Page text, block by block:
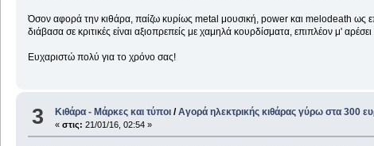
Όσον αφορά την κιθάρα, παίζω κυρίως metal μουσική, power και melodeath ως
διάβασα σε κριτικές είναι αξιοπρεπείς με χαμηλά κουρδίσματα, επιπλέον μ'
Ευχαριστώ πολύ για το χρόνο σας!
3 Κιθάρα - Μάρκες και τύποι /Αγορά ηλεκτρικής κιθάρας γύρω στα 300
«στις: 21/01/16, 02:54 »